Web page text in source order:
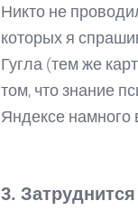
Никто не
которых я
Гугла (тем же
том, что знание
Яндексе намного
3.